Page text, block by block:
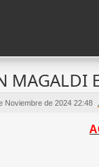
MAGALDI
Noviembre de 2024 22:48